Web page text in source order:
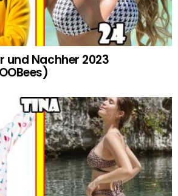
und Nachher 2023